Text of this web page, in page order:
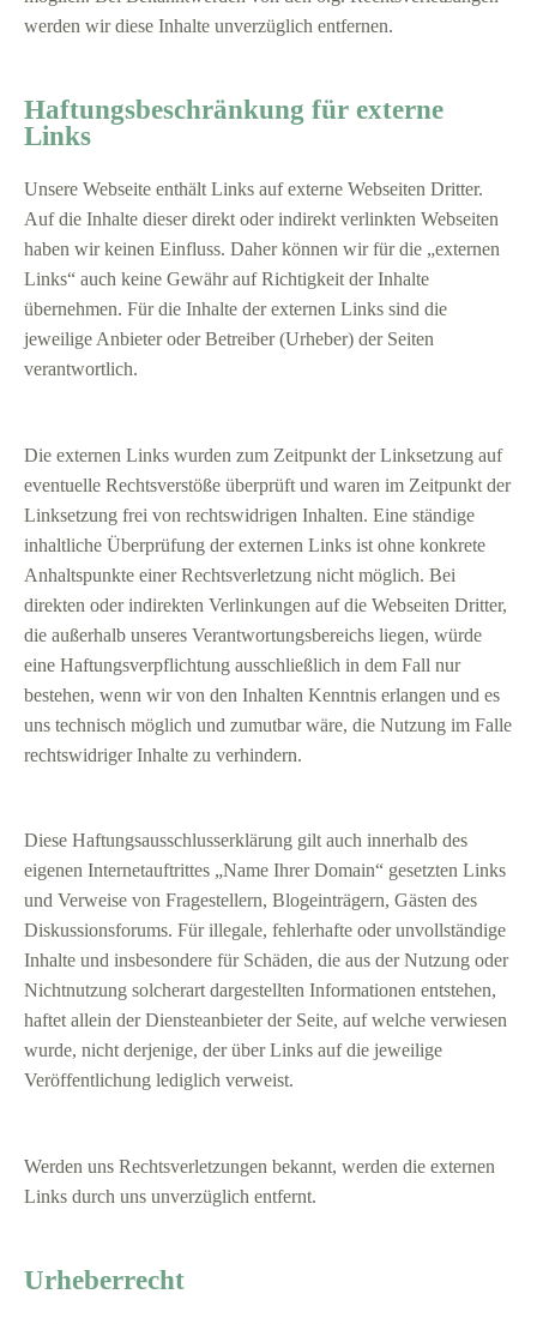
werden wir diese Inhalte unverzüglich entfernen.
Haftungsbeschränkung für externe
Links
Unsere Webseite enthält Links auf externe Webseiten Dritter.
Auf die Inhalte dieser direkt oder indirekt verlinkten Webseiten
haben wir keinen Einfluss. Daher können wir für die „externen
Links“ auch keine Gewähr auf Richtigkeit der Inhalte
übernehmen. Für die Inhalte der externen Links sind die
jeweilige Anbieter oder Betreiber (Urheber) der Seiten
verantwortlich.
Die externen Links wurden zum Zeitpunkt der Linksetzung auf
eventuelle Rechtsverstöße überprüft und waren im Zeitpunkt der
Linksetzung frei von rechtswidrigen Inhalten. Eine ständige
inhaltliche Überprüfung der externen Links ist ohne konkrete
Anhaltspunkte einer Rechtsverletzung nicht möglich. Bei
direkten oder indirekten Verlinkungen auf die Webseiten Dritter,
die außerhalb unseres Verantwortungsbereichs liegen, würde
eine Haftungsverpflichtung ausschließlich in dem Fall nur
bestehen, wenn wir von den Inhalten Kenntnis erlangen und es
uns technisch möglich und zumutbar wäre, die Nutzung im Falle
rechtswidriger Inhalte zu verhindern.
Diese Haftungsausschlusserklärung gilt auch innerhalb des
eigenen Internetauftrittes „Name Ihrer Domain“ gesetzten Links
und Verweise von Fragestellern, Blogeinträgern, Gästen des
Diskussionsforums. Für illegale, fehlerhafte oder unvollständige
Inhalte und insbesondere für Schäden, die aus der Nutzung oder
Nichtnutzung solcherart dargestellten Informationen entstehen,
haftet allein der Diensteanbieter der Seite, auf welche verwiesen
wurde, nicht derjenige, der über Links auf die jeweilige
Veröffentlichung lediglich verweist.
Werden uns Rechtsverletzungen bekannt, werden die externen
Links durch uns unverzüglich entfernt.
Urheberrecht